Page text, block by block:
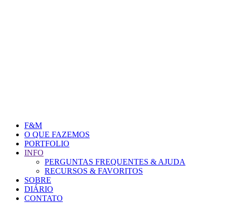
F&M
O QUE FAZEMOS
PORTFOLIO
INFO
PERGUNTAS FREQUENTES & AJUDA
RECURSOS & FAVORITOS
SOBRE
DIÁRIO
CONTATO